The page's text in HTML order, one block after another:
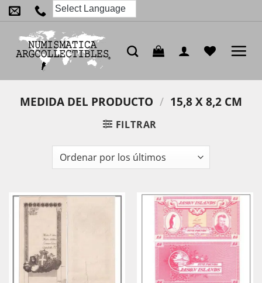
Saltar
al
contenido
MEDIDA DEL PRODUCTO / 15,8 X 8,2 CM
FILTRAR